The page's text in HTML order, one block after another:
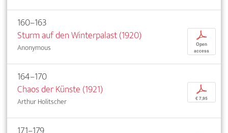
160–163
Sturm auf den Winterpalast (1920)
Anonymous
p
Open
access
164–170
Chaos der Künste (1921)
Arthur Holitscher
p
€ 7,95